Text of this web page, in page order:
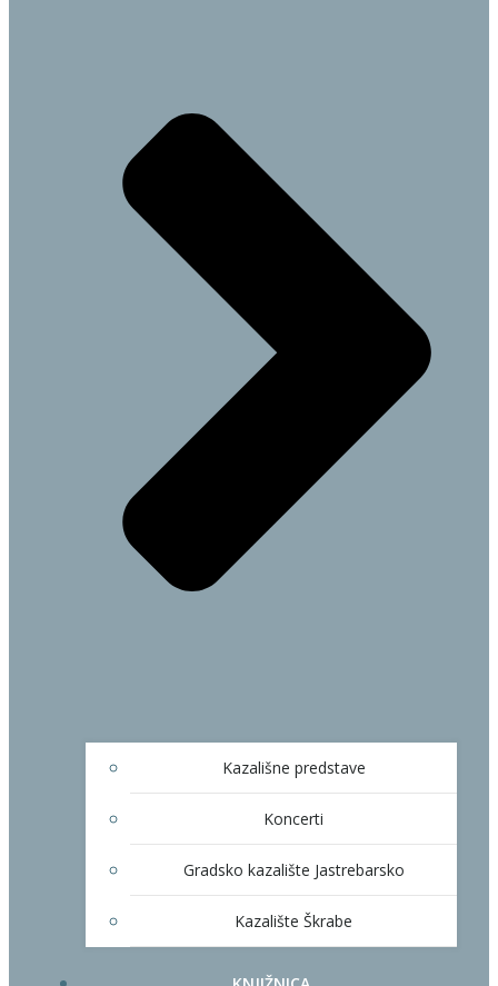
Kazališne predstave
Koncerti
Gradsko kazalište Jastrebarsko
Kazalište Škrabe